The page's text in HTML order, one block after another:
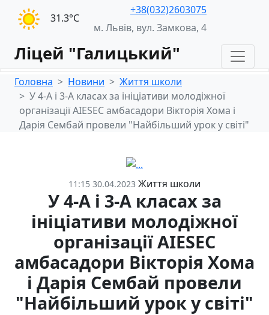
31.3°С
+38(032)2603075
м. Львів, вул. Замкова, 4
Ліцей "Галицький"
Головна Новини
Життя школи
У 4-А і 3-А класах за ініціативи молодіжної
організації AIESEС амбасадори Вікторія Хома і
Дарія Сембай провели "Найбільший урок у світі"
11:15 30.04.2023 Життя школи
У 4-А і 3-А класах за
ініціативи молодіжної
організації AIESEС
амбасадори Вікторія Хома
і Дарія Сембай провели
"Найбільший урок у світі"